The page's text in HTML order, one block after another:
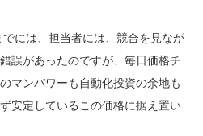
には、担当者には、競合を見なが
誤があったのですが、毎日価格チ
マンパワーも自動化投資の余地も
安定しているこの価格に据え置い